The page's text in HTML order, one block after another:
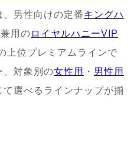
、男性向けの定番キングハ
用の ロイヤルハニーVIP
上位プレミアムラインで
、対象別の女性用 ・ 男性用
選べるラインナップが揃